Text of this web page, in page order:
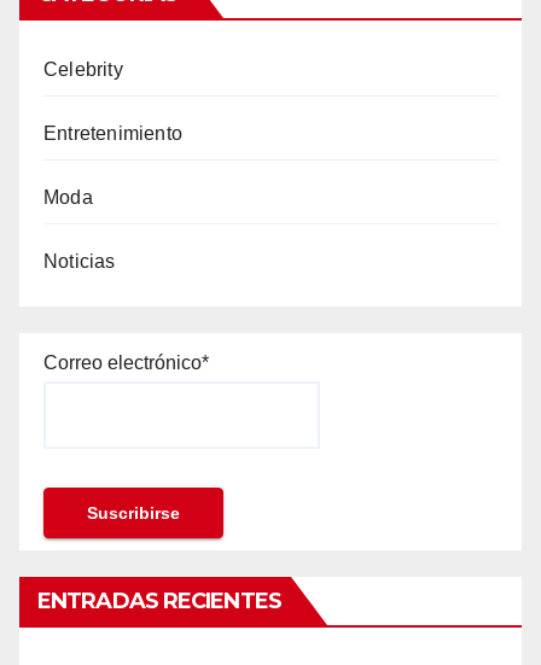
Celebrity
Entretenimiento
Moda
Noticias
Correo electrónico*
ENTRADAS RECIENTES